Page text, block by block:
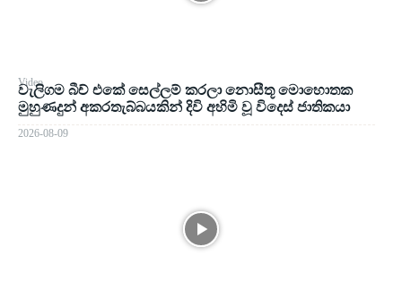
Video
වැලිගම බීච් එකේ සෙල්ලම් කරලා නොසීතූ මොහොතක
මුහුණදුන් අකරතැබ්බයකින් දිවි අහිමි වූ විදෙස් ජාතිකයා
2026-08-09